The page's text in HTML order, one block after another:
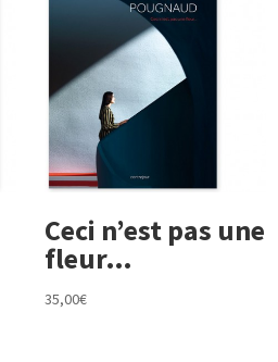
Ceci n’est pas une
fleur…
35,00€